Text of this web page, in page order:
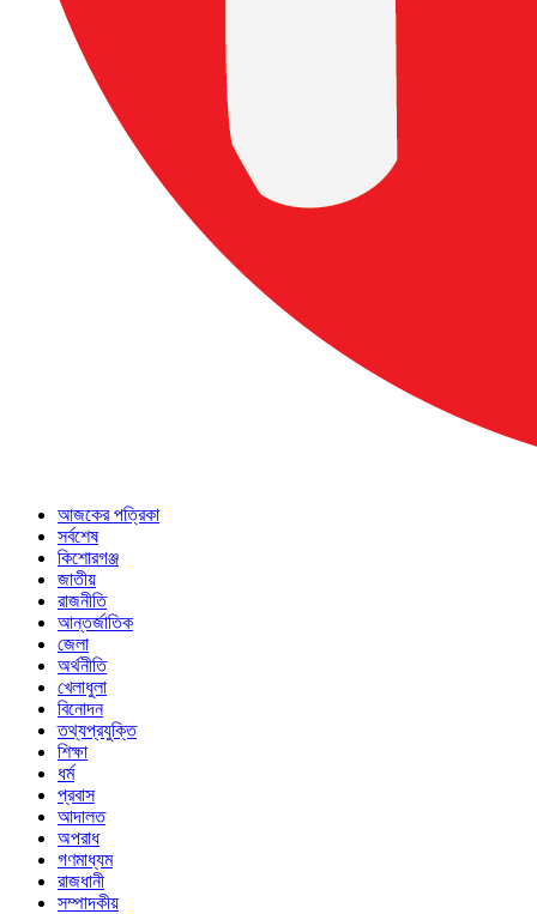
আজকের পত্রিকা
সর্বশেষ
কিশোরগঞ্জ
জাতীয়
রাজনীতি
আন্তর্জাতিক
জেলা
অর্থনীতি
খেলাধুলা
বিনোদন
তথ্যপ্রযুক্তি
শিক্ষা
ধর্ম
প্রবাস
আদালত
অপরাধ
গণমাধ্যম
রাজধানী
সম্পাদকীয়